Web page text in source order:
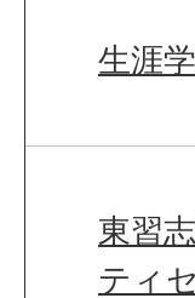
生涯
東習
ティ